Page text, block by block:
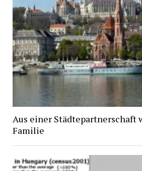
Aus einer Städtepartnerschaft
Familie